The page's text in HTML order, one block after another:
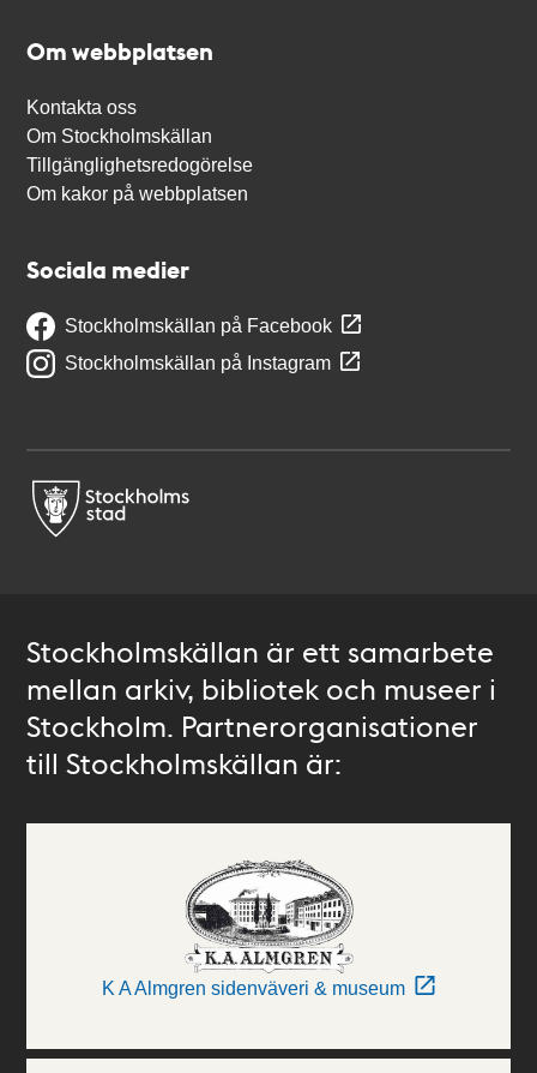
Om webbplatsen
Kontakta oss
Om Stockholmskällan
Tillgänglighetsredogörelse
Om kakor på webbplatsen
Sociala medier
Stockholmskällan på Facebook
Stockholmskällan på Instagram
Stockholmskällan är ett samarbete
mellan arkiv, bibliotek och museer i
Stockholm. Partnerorganisationer
till Stockholmskällan är:
K A Almgren sidenväveri & museum